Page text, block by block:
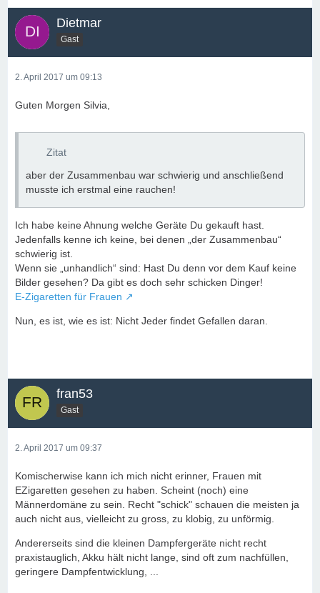
Dietmar
Gast
2. April 2017 um 09:13
Guten Morgen Silvia,
Zitat
aber der Zusammenbau war schwierig und anschließend
musste ich erstmal eine rauchen!
Ich habe keine Ahnung welche Geräte Du gekauft hast.
Jedenfalls kenne ich keine, bei denen „der Zusammenbau“
schwierig ist.
Wenn sie „unhandlich“ sind: Hast Du denn vor dem Kauf keine
Bilder gesehen? Da gibt es doch sehr schicken Dinger!
E-Zigaretten für Frauen
Nun, es ist, wie es ist: Nicht Jeder findet Gefallen daran.
fran53
Gast
2. April 2017 um 09:37
Komischerwise kann ich mich nicht erinner, Frauen mit
EZigaretten gesehen zu haben. Scheint (noch) eine
Männerdomäne zu sein. Recht "schick" schauen die meisten ja
auch nicht aus, vielleicht zu gross, zu klobig, zu unförmig.
Andererseits sind die kleinen Dampfergeräte nicht recht
praxistauglich, Akku hält nicht lange, sind oft zum nachfüllen,
geringere Dampfentwicklung, ...